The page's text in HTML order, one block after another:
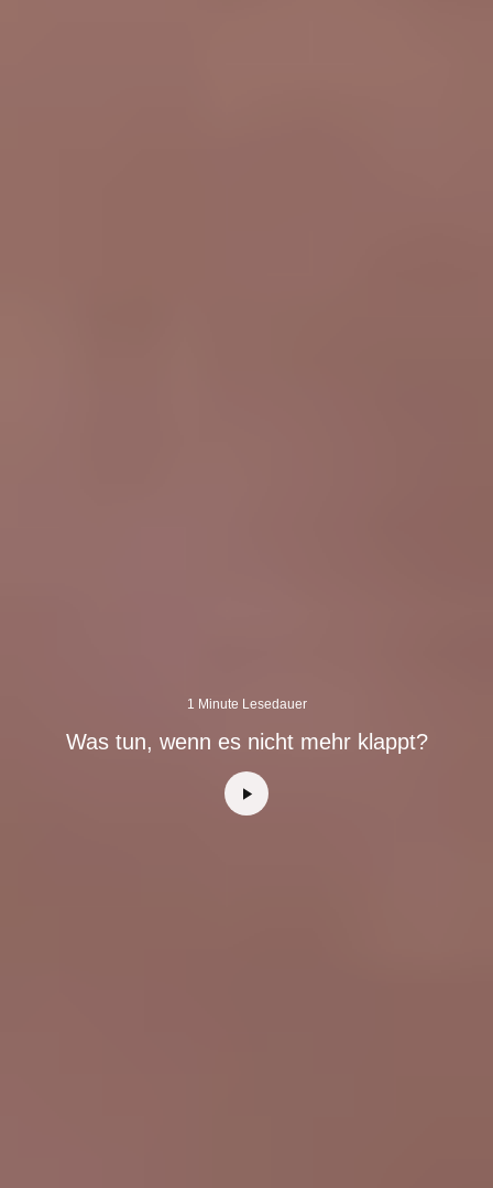
1 Minute Lesedauer
Was tun, wenn es nicht mehr klappt?